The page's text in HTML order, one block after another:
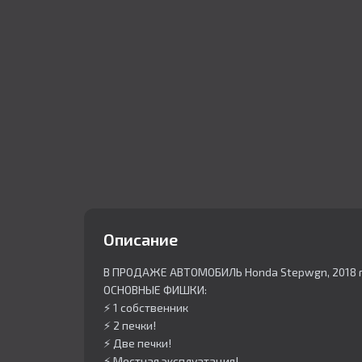
Описание
В ПРОДАЖЕ АВТОМОБИЛЬ Honda Stepwgn, 2018
ОСНОВНЫЕ ФИШКИ:
⚡️ 1 собственник
⚡️ 2 печки!
⚡️ Две печки!